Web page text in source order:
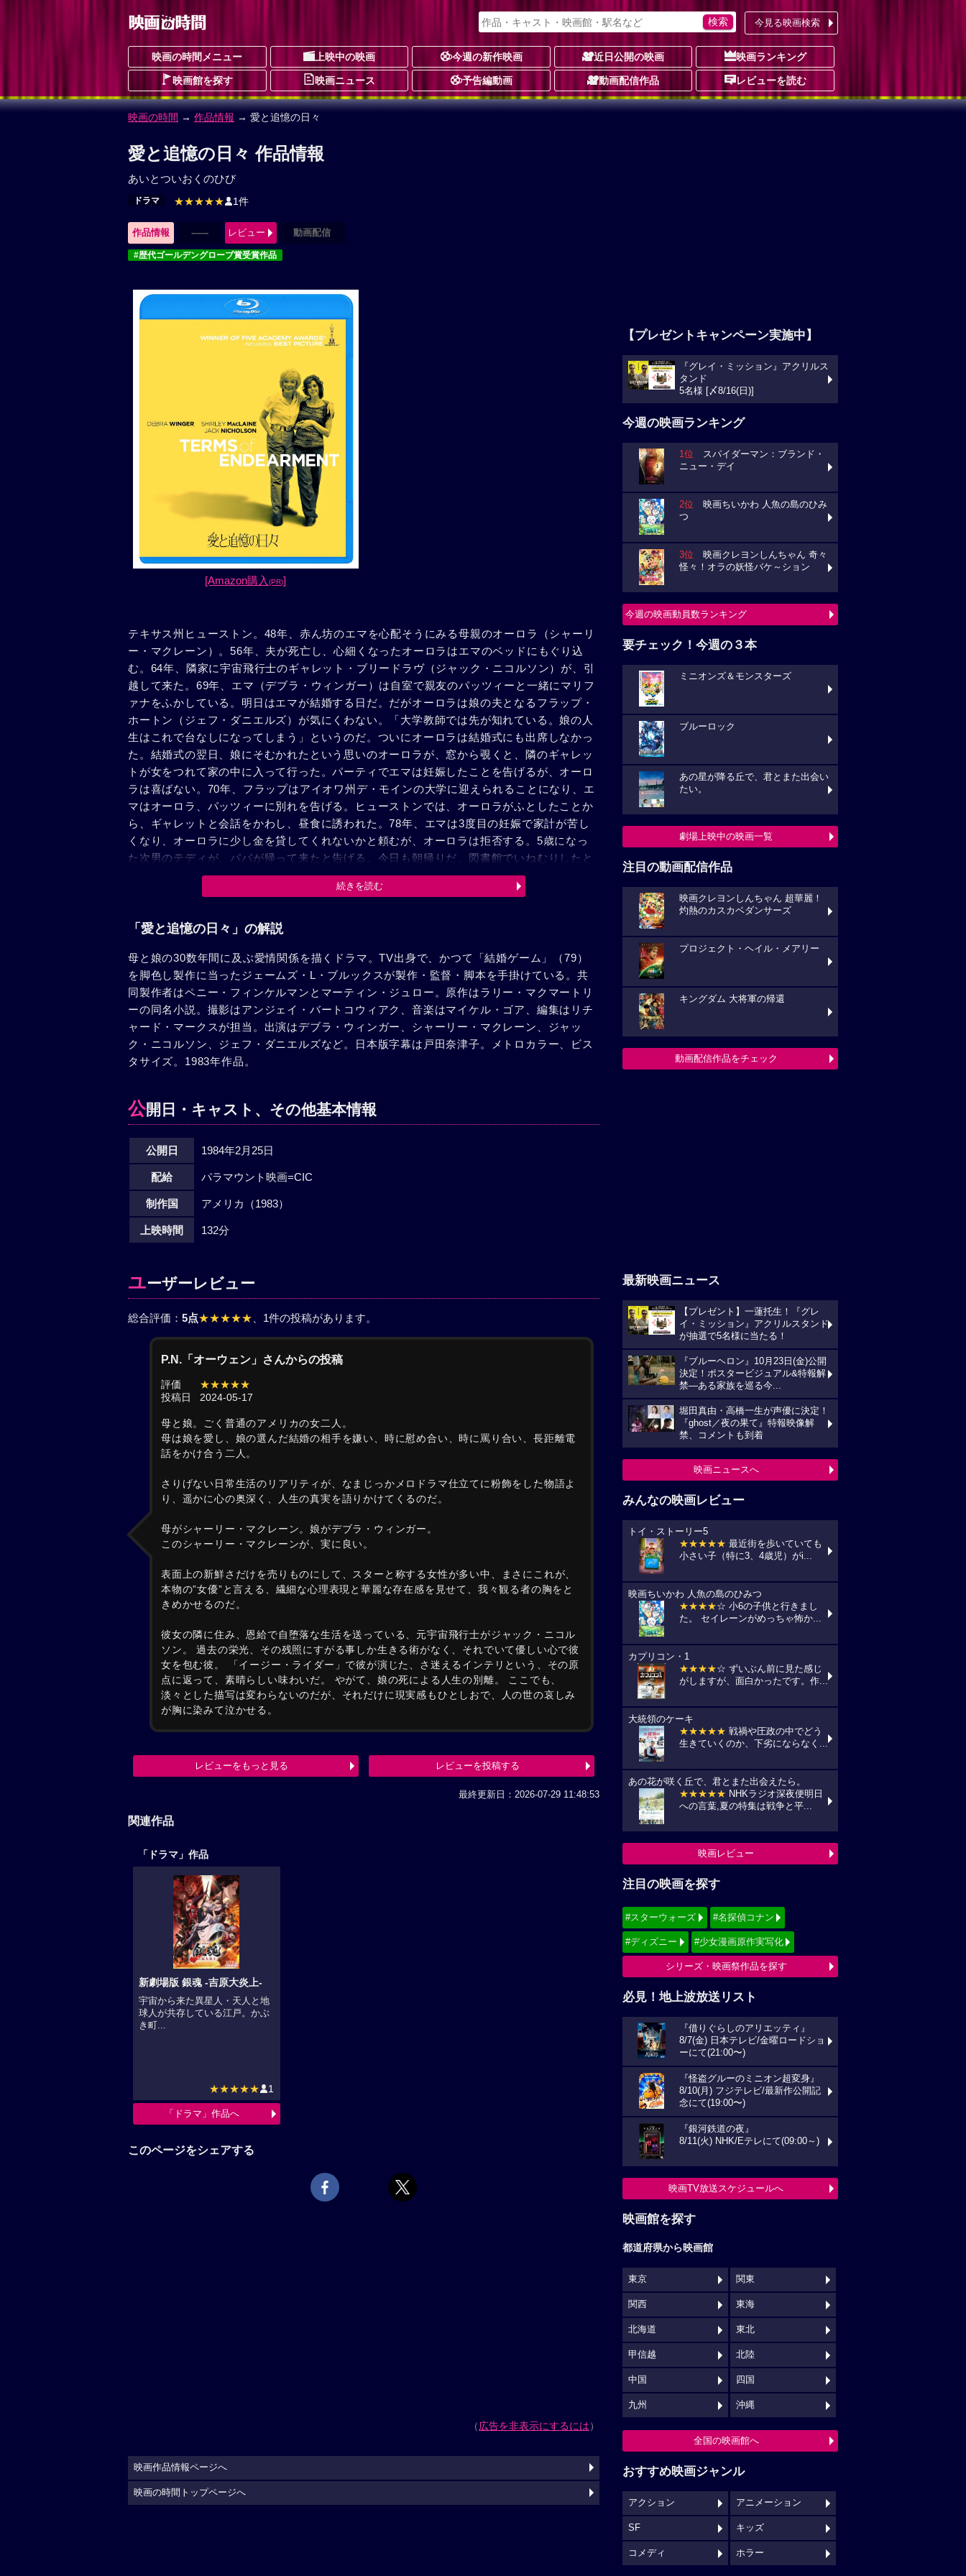
今見る映画検索
映画の時間メニュー 上映中の映画 今週の新作映画 近日公開の映画 映画ランキング
映画館を探す 映画ニュース 予告編動画 動画配信作品 レビューを読む
映画の時間 → 作品情報 → 愛と追憶の日々
愛と追憶の日々 作品情報
あいとついおくのひび
ドラマ ★★★★★ 1件
作品情報 ------ レビュー 動画配信
#歴代ゴールデングローブ賞受賞作品
[Amazon購入(PR)]
テキサス州ヒューストン。48年、赤ん坊のエマを心配そうにみる母親のオーロラ（シャーリ
ー・マクレーン）。56年、夫が死亡し、心細くなったオーロラはエマのベッドにもぐり込
む。64年、隣家に宇宙飛行士のギャレット・ブリードラヴ（ジャック・ニコルソン）が、引
越して来た。69年、エマ（デブラ・ウィンガー）は自室で親友のパッツィーと一緒にマリフ
ァナをふかしている。明日はエマが結婚する日だ。だがオーロラは娘の夫となるフラップ・
ホートン（ジェフ・ダニエルズ）が気にくわない。「大学教師では先が知れている。娘の人
生はこれで台なしになってしまう」というのだ。ついにオーロラは結婚式にも出席しなかっ
た。結婚式の翌日、娘にそむかれたという思いのオーロラが、窓から覗くと、隣のギャレッ
トが女をつれて家の中に入って行った。パーティでエマは妊娠したことを告げるが、オーロ
ラは喜ばない。70年、フラップはアイオワ州デ・モインの大学に迎えられることになり、エ
マはオーロラ、パッツィーに別れを告げる。ヒューストンでは、オーロラがふとしたことか
ら、ギャレットと会話をかわし、昼食に誘われた。78年、エマは3度目の妊娠で家計が苦し
くなり、オーロラに少し金を貸してくれないかと頼むが、オーロラは拒否する。5歳になっ
た次男のテディが、パパが帰って来たと告げる。今日も朝帰りだ。図書館でいねむりしたと
弁解するフラップに、くってかかるエマ。スーパーのレジで金が足りず、恥かしい思いをし
でいるエマに中年男のサム（ジョン・リスゴー）が助け舟を出してくれた。サムは銀行の貸
る。やがて、エマはサムと、オーロラはギャレットと浮気をした。フラップはネブラスカ州
パスで、夫が女子大生と親しそうに話をしているのを見て怒りを爆発させ、長男のトミー、
次男のテディ、長女のメラニーをつれてオーロラのところへもどった。しかし、夫の電話で
エマは帰り、一家はリンカーンに移る。エマは医者の診察を受け、悪性の腫瘍とわかった。
パッツィーはエマをニューヨークにつれて行き、ニューヨーク見物をさせた。リンカーンに
もどって病院に入るエマ。病状が悪化し、息子2人に別れを告げたエマは、間もなく死亡し
た。トミー、テディ、メラニーは祖母であるオーロラが育てることになった。
続きを読む
「愛と追憶の日々」の解説
母と娘の30数年間に及ぶ愛情関係を描くドラマ。TV出身で、かつて「結婚ゲーム」（79）
を脚色し製作に当ったジェームズ・L・ブルックスが製作・監督・脚本を手掛けている。共
同製作者はペニー・フィンケルマンとマーティン・ジュロー。原作はラリー・マクマートリ
ーの同名小説。撮影はアンジェイ・バートコウィアク、音楽はマイケル・ゴア、編集はリチ
ャード・マークスが担当。出演はデブラ・ウィンガー、シャーリー・マクレーン、ジャッ
ク・ニコルソン、ジェフ・ダニエルズなど。日本版字幕は戸田奈津子。メトロカラー、ビス
タサイズ。1983年作品。
公開日・キャスト、その他基本情報
公開日 1984年2月25日
配給 パラマウント映画=CIC
制作国 アメリカ（1983）
上映時間 132分
ユーザーレビュー
総合評価： 5点★★★★★ 、1件の投稿があります。
P.N.「オーウェン」さんからの投稿
評価
★★★★★
投稿日
2024-05-17
母と娘。ごく普通のアメリカの女二人。
母は娘を愛し、娘の選んだ結婚の相手を嫌い、時に慰め合い、時に罵り合い、長距離電
話をかけ合う二人。
さりげない日常生活のリアリティが、なまじっかメロドラマ仕立てに粉飾をした物語よ
り、遥かに心の奥深く、人生の真実を語りかけてくるのだ。
母がシャーリー・マクレーン。娘がデブラ・ウィンガー。
このシャーリー・マクレーンが、実に良い。
表面上の新鮮さだけを売りものにして、スターと称する女性が多い中、まさにこれが、
本物の”女優”と言える、繊細な心理表現と華麗な存在感を見せて、我々観る者の胸をと
きめかせるのだ。
彼女の隣に住み、恩給で自堕落な生活を送っている、元宇宙飛行士がジャック・ニコル
ソン。 過去の栄光、その残照にすがる事しか生きる術がなく、それでいて優しい心で彼
女を包む彼。 「イージー・ライダー」で彼が演じた、さ迷えるインテリという、その原
点に返って、素晴らしい味わいだ。 やがて、娘の死による人生の別離。 ここでも、
淡々とした描写は変わらないのだが、それだけに現実感もひとしおで、人の世の哀しみ
が胸に染みて泣かせる。
レビューをもっと見る レビューを投稿する
最終更新日：2026-07-29 11:48:53
関連作品
「ドラマ」作品
新劇場版 銀魂 -吉原大炎上-
宇宙から来た異星人・天人と地
球人が共存している江戸。かぶ
き町...
★★★★★ 1
「ドラマ」作品へ
このページをシェアする
（広告を非表示にするには）
【プレゼントキャンペーン実施中】
『グレイ・ミッション』アクリルス
タンド
5名様 [〆8/16(日)]
今週の映画ランキング
1位 スパイダーマン：ブランド・
ニュー・デイ
2位 映画ちいかわ 人魚の島のひみ
つ
3位 映画クレヨンしんちゃん 奇々
怪々！オラの妖怪バケ～ション
今週の映画動員数ランキング
要チェック！今週の３本
ミニオンズ＆モンスターズ
ブルーロック
あの星が降る丘で、君とまた出会い
たい。
劇場上映中の映画一覧
注目の動画配信作品
映画クレヨンしんちゃん 超華麗！
灼熱のカスカベダンサーズ
プロジェクト・ヘイル・メアリー
キングダム 大将軍の帰還
動画配信作品をチェック
最新映画ニュース
【プレゼント】一蓮托生！『グレ
イ・ミッション』アクリルスタンド
が抽選で5名様に当たる！
『ブルーヘロン』10月23日(金)公開
決定！ポスタービジュアル&特報解
禁―ある家族を巡る今...
堀田真由・高橋一生が声優に決定！
『ghost／夜の果て』特報映像解
禁、コメントも到着
映画ニュースへ
みんなの映画レビュー
トイ・ストーリー5
★★★★★ 最近街を歩いていても
小さい子（特に3、4歳児）がi...
映画ちいかわ 人魚の島のひみつ
★★★★☆ 小6の子供と行きまし
た。 セイレーンがめっちゃ怖か...
カプリコン・1
★★★★☆ ずいぶん前に見た感じ
がしますが、面白かったです。作...
大統領のケーキ
★★★★★ 戦禍や圧政の中でどう
生きていくのか、下劣にならなく...
あの花が咲く丘で、君とまた出会えたら。
★★★★★ NHKラジオ深夜便明日
への言葉,夏の特集は戦争と平...
映画レビュー
注目の映画を探す
#スターウォーズ #名探偵コナン
#ディズニー #少女漫画原作実写化
シリーズ・映画祭作品を探す
必見！地上波放送リスト
『借りぐらしのアリエッティ』
8/7(金) 日本テレビ/金曜ロードショ
ーにて(21:00〜)
『怪盗グルーのミニオン超変身』
8/10(月) フジテレビ/最新作公開記
念にて(19:00〜)
『銀河鉄道の夜』
8/11(火) NHK/Eテレにて(09:00～)
映画TV放送スケジュールへ
映画館を探す
都道府県から映画館
東京 関東
関西 東海
北海道 東北
甲信越 北陸
中国 四国
九州 沖縄
全国の映画館へ
おすすめ映画ジャンル
アクション アニメーション
SF キッズ
コメディ ホラー
映画作品情報ページへ
映画の時間トップページへ